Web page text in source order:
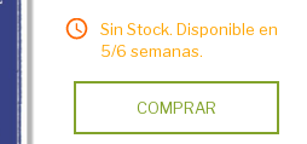
Sin Stock. Disponible en
5/6 semanas.
COMPRAR